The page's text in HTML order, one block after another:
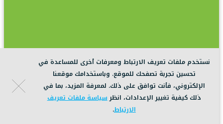
نستخدم ملفات تعريف الارتباط ومعرفات أخرى للمساعدة في
تحسين تجربة تصفحك للموقع. وباستخدامك موقعنا
الإلكتروني، فأنت توافق على ذلك. لمعرفة المزيد، بما في
ذلك كيفية تغيير الإعدادات، انظرسياسة ملفات تعريف
الارتباط.